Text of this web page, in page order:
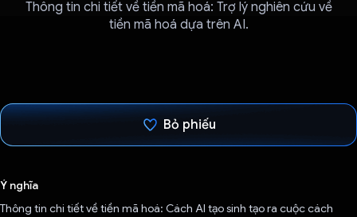
Thông tin chi tiết về tiền mã hoá: Trợ lý nghiên cứu về
tiền mã hoá dựa trên AI.
Bỏ phiếu
Ý nghĩa
Thông tin chi tiết về tiền mã hoá: Cách AI tạo sinh tạo ra cuộc cách